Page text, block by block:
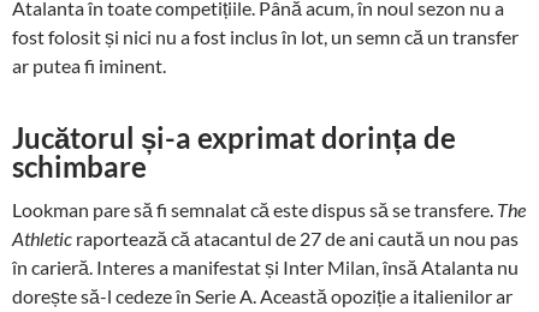
Atalanta în toate competițiile. Până acum, în noul sezon nu a
fost folosit și nici nu a fost inclus în lot, un semn că un transfer
ar putea fi iminent.
Jucătorul și-a exprimat dorința de
schimbare
Lookman pare să fi semnalat că este dispus să se transfere. The
Athletic raportează că atacantul de 27 de ani caută un nou pas
în carieră. Interes a manifestat și Inter Milan, însă Atalanta nu
dorește să-l cedeze în Serie A. Această opoziție a italienilor ar